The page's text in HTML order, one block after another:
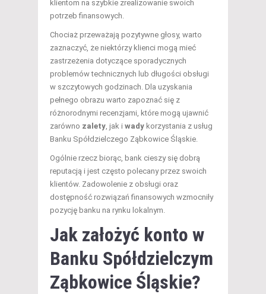
klientom na szybkie zrealizowanie swoich
potrzeb finansowych.
Chociaż przeważają pozytywne głosy, warto
zaznaczyć, że niektórzy klienci mogą mieć
zastrzeżenia dotyczące sporadycznych
problemów technicznych lub długości obsługi
w szczytowych godzinach. Dla uzyskania
pełnego obrazu warto zapoznać się z
różnorodnymi recenzjami, które mogą ujawnić
zarówno zalety , jak i wady korzystania z usług
Banku Spółdzielczego Ząbkowice Śląskie.
Ogólnie rzecz biorąc, bank cieszy się dobrą
reputacją i jest często polecany przez swoich
klientów. Zadowolenie z obsługi oraz
dostępność rozwiązań finansowych wzmocniły
pozycję banku na rynku lokalnym.
Jak założyć konto w
Banku Spółdzielczym
Ząbkowice Śląskie?